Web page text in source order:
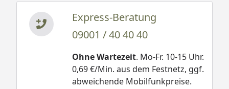
Express-Beratung
09001 / 40 40 40
Ohne Wartezeit. Mo-Fr. 10-15 Uhr.
0,69 €/Min. aus dem Festnetz, ggf.
abweichende Mobilfunkpreise.